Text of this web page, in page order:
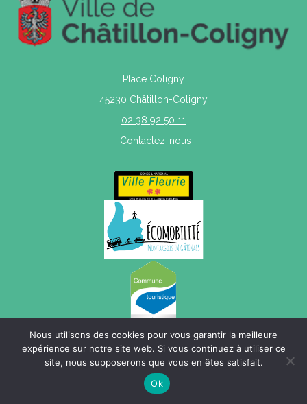
Place Coligny
45230 Châtillon-Coligny
02 38 92 50 11
Contactez-nous
Mentions légales Politique de confidentialité Plan du site
Nous utilisons des cookies pour vous garantir la meilleure
expérience sur notre site web. Si vous continuez à utiliser ce
site, nous supposerons que vous en êtes satisfait.
Ok